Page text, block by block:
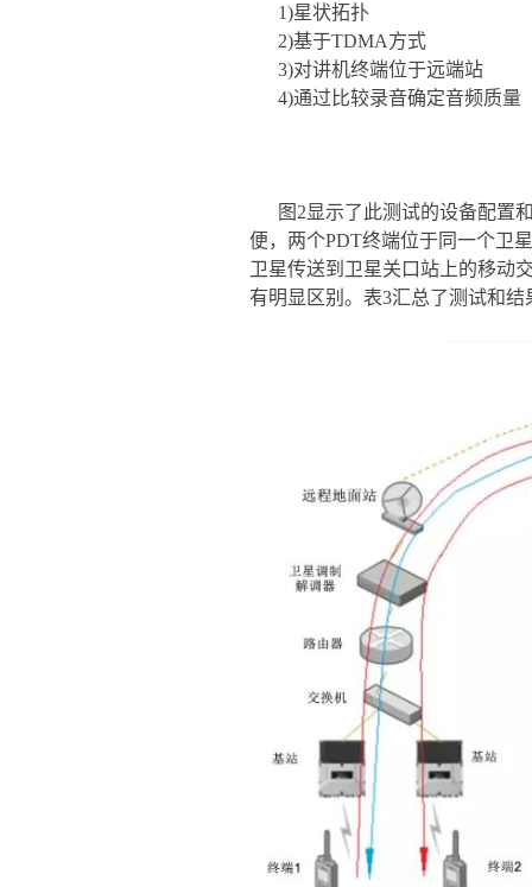
1)星状拓扑
2)基于TDMA方式
3)对讲机终端位于远端站
4)通过比较录音确定音频质量
图2显示了此测试的设备配置
便，两个PDT终端位于同一个卫
卫星传送到卫星关口站上的移动
有明显区别。表3汇总了测试和